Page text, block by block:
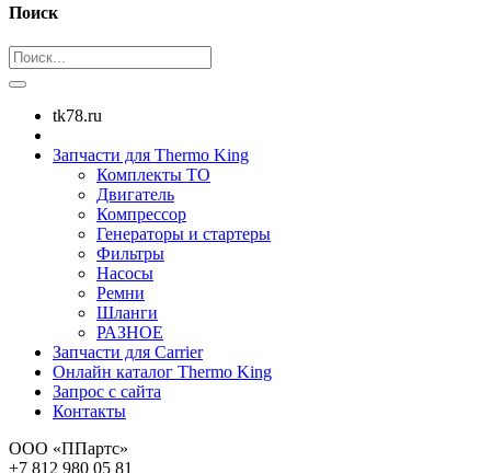
Поиск
tk78.ru
Запчасти для Thermo King
Комплекты ТО
Двигатель
Компрессор
Генераторы и стартеры
Фильтры
Насосы
Ремни
Шланги
РАЗНОЕ
Запчасти для Carrier
Онлайн каталог Thermo King
Запрос с сайта
Контакты
ООО «ППартс»
+7 812 980 05 81